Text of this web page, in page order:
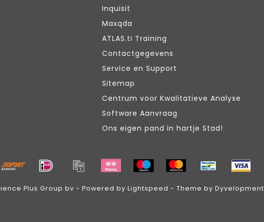
Inquisit
Maxqda
ATLAS.ti Training
Contactgegevens
Service en Support
Sitemap
Centrum voor Kwalitatieve Analyse
Software Aanvraag
Ons eigen pand in hartje Stad!
Plus Group bv - Powered by Lightspeed - Theme by Dyvelopment